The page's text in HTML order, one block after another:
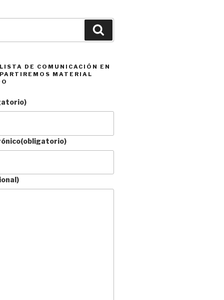
DE COMUNICACIÓN EN
MATERIAL
(obligatorio)